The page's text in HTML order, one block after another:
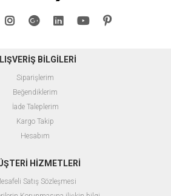
BİLGİLERİ
Siparişlerim
Beğendiklerim
İade Taleplerim
Kargo Takip
Hesabım
HİZMETLERİ
Satış Sözleşmesi